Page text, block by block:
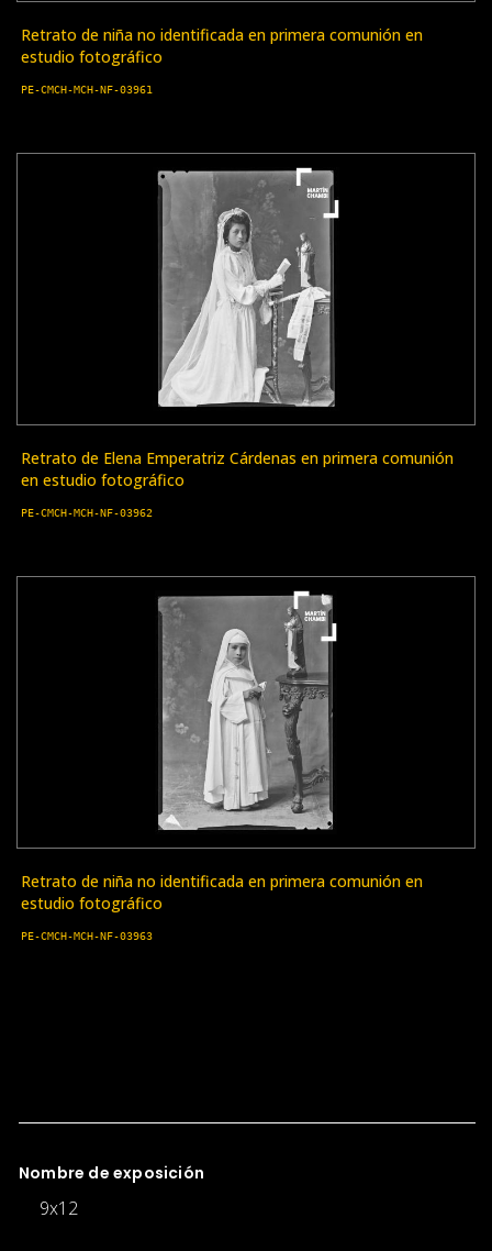
Nombre de exposición
9x12
Retrato de niña no identificada en primera comunión en
estudio fotográfico
PE-CMCH-MCH-NF-03961
Retrato de Elena Emperatriz Cárdenas en primera comunión
en estudio fotográfico
PE-CMCH-MCH-NF-03962
Retrato de niña no identificada en primera comunión en
estudio fotográfico
PE-CMCH-MCH-NF-03963